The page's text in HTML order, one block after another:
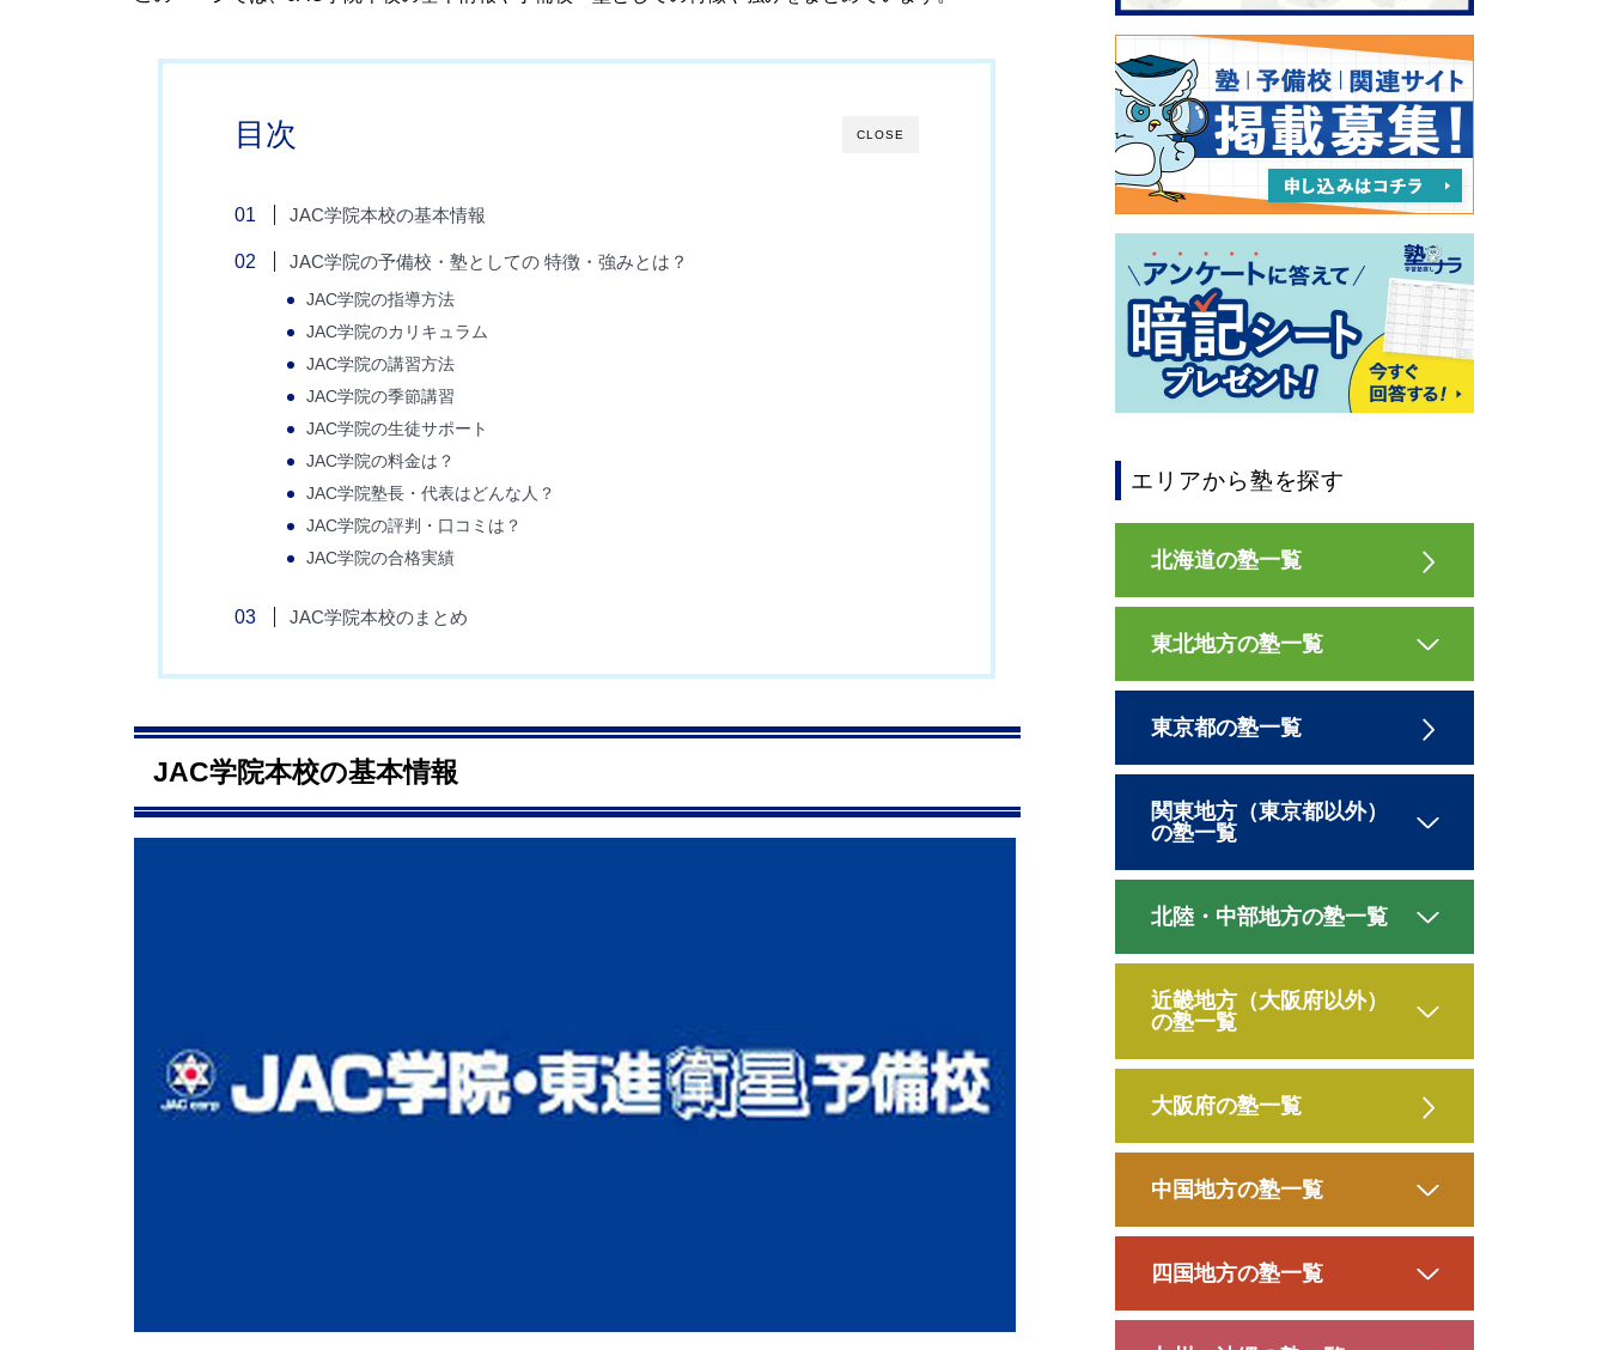
CLOSE
目次
JAC学院本校の基本情報
JAC学院の予備校・塾としての 特徴・強みとは？
JAC学院の指導方法
JAC学院のカリキュラム
JAC学院の講習方法
JAC学院の季節講習
JAC学院の生徒サポート
JAC学院の料金は？
JAC学院塾長・代表はどんな人？
JAC学院の評判・口コミは？
JAC学院の合格実績
JAC学院本校のまとめ
JAC学院本校の基本情報
エリアから塾を探す
北海道の塾一覧
東北地方の塾一覧
東京都の塾一覧
関東地方（東京都以外）
の塾一覧
北陸・中部地方の塾一覧
近畿地方（大阪府以外）
の塾一覧
大阪府の塾一覧
中国地方の塾一覧
四国地方の塾一覧